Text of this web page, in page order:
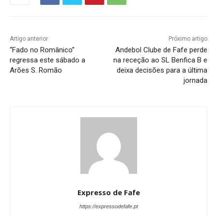
Artigo anterior
“Fado no Românico”
regressa este sábado a
Arões S. Romão
Próximo artigo
Andebol Clube de Fafe perde
na receção ao SL Benfica B e
deixa decisões para a última
jornada
Expresso de Fafe
https://expressodefafe.pt